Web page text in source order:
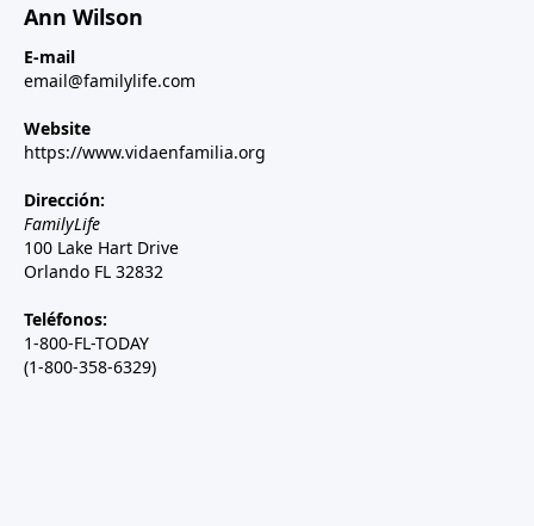
Ann Wilson
E-mail
email@familylife.com
Website
https://www.vidaenfamilia.org
Dirección:
FamilyLife
100 Lake Hart Drive
Orlando FL 32832
Teléfonos:
1-800-FL-TODAY
(1-800-358-6329)